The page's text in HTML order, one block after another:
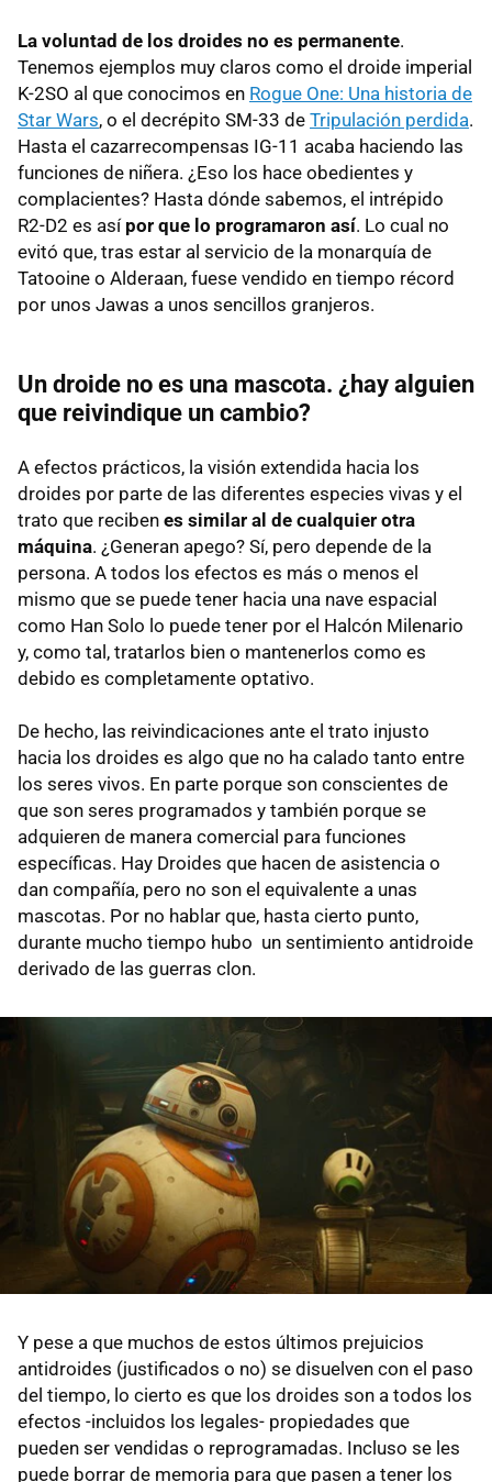
La voluntad de los droides no es permanente.
Tenemos ejemplos muy claros como el droide imperial
K-2SO al que conocimos en Rogue One: Una historia de
Star Wars, o el decrépito SM-33 de Tripulación perdida.
Hasta el cazarrecompensas IG-11 acaba haciendo las
funciones de niñera. ¿Eso los hace obedientes y
complacientes? Hasta dónde sabemos, el intrépido
R2-D2 es así por que lo programaron así. Lo cual no
evitó que, tras estar al servicio de la monarquía de
Tatooine o Alderaan, fuese vendido en tiempo récord
por unos Jawas a unos sencillos granjeros.
Un droide no es una mascota. ¿hay alguien
que reivindique un cambio?
A efectos prácticos, la visión extendida hacia los
droides por parte de las diferentes especies vivas y el
trato que reciben es similar al de cualquier otra
máquina. ¿Generan apego? Sí, pero depende de la
persona. A todos los efectos es más o menos el
mismo que se puede tener hacia una nave espacial
como Han Solo lo puede tener por el Halcón Milenario
y, como tal, tratarlos bien o mantenerlos como es
debido es completamente optativo.
De hecho, las reivindicaciones ante el trato injusto
hacia los droides es algo que no ha calado tanto entre
los seres vivos. En parte porque son conscientes de
que son seres programados y también porque se
adquieren de manera comercial para funciones
específicas. Hay Droides que hacen de asistencia o
dan compañía, pero no son el equivalente a unas
mascotas. Por no hablar que, hasta cierto punto,
durante mucho tiempo hubo un sentimiento antidroide
derivado de las guerras clon.
Y pese a que muchos de estos últimos prejuicios
antidroides (justificados o no) se disuelven con el paso
del tiempo, lo cierto es que los droides son a todos los
efectos -incluidos los legales- propiedades que
pueden ser vendidas o reprogramadas. Incluso se les
puede borrar de memoria para que pasen a tener los